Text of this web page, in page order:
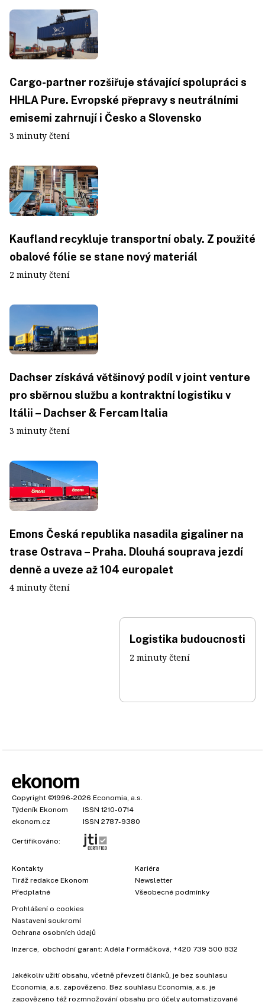
Cargo-partner rozšiřuje stávající spolupráci s
HHLA Pure. Evropské přepravy s neutrálními
emisemi zahrnují i Česko a Slovensko
3 minuty čtení
Kaufland recykluje transportní obaly. Z použité
obalové fólie se stane nový materiál
2 minuty čtení
Dachser získává většinový podíl v joint venture
pro sběrnou službu a kontraktní logistiku v
Itálii – Dachser & Fercam Italia
3 minuty čtení
Emons Česká republika nasadila gigaliner na
trase Ostrava – Praha. Dlouhá souprava jezdí
denně a uveze až 104 europalet
4 minuty čtení
Logistika budoucnosti
2 minuty čtení
Copyright ©1996-2026 Economia, a.s.
Týdeník Ekonom
ISSN 1210-0714
ekonom.cz
ISSN 2787-9380
Certifikováno:
Kontakty
Tiráž redakce Ekonom
Předplatné
Kariéra
Newsletter
Všeobecné podmínky
Prohlášení o cookies
Nastavení soukromí
Ochrana osobních údajů
Inzerce , obchodní garant: Adéla Formáčková +420 739 500 832
Jakékoliv užití obsahu, včetně převzetí článků, je bez souhlasu
Economia, a.s. zapovězeno. Bez souhlasu Economia, a.s. je
zapovězeno též rozmnožování obsahu pro účely automatizované